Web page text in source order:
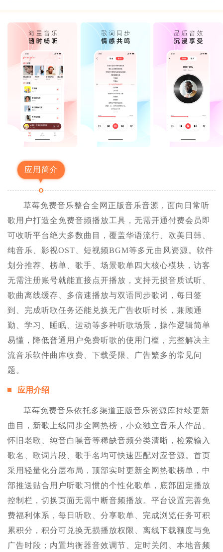
应用简介
草莓免费音乐整合全网正版音乐音源，面向日常听
歌用户打造全免费音频播放工具，无需开通付费会员即
可收听平台绝大多数曲目，覆盖华语流行、欧美日韩、
纯音乐、影视OST、短视频BGM等多元曲风资源。软件
划分推荐、榜单、歌手、场景歌单四大核心模块，访客
无需注册账号就能直接点开播放，支持无损音质试听、
歌曲离线缓存、多倍速播放与双语同步歌词，每日签
到、完成听歌任务还能兑换无广告收听时长，兼顾通
勤、学习、睡眠、运动等多种听歌场景，操作逻辑简单
易懂，降低普通用户免费听歌的使用门槛，完整解决主
流音乐软件曲库收费、下载受限、广告繁多的常见问
题。
应用介绍
草莓免费音乐依托多渠道正版音乐资源库持续更新
曲目，新歌上线同步全网热榜，小众独立音乐人作品、
怀旧老歌、纯音白噪音等稀缺音频分类清晰，检索输入
歌名、歌词片段、歌手名均可快速匹配对应音源。首页
采用轻量化分层布局，顶部实时更新全网热歌榜单，中
部推送贴合用户听歌习惯的个性化歌单，底部固定播放
控制栏，切换页面无需中断音频播放。平台设置完善免
费福利体系，每日听歌、分享歌单、完成浏览任务可积
累积分，积分可兑换无损播放权限、离线下载额度与免
广告时段；内置均衡器音效调节、定时关闭、本地音频